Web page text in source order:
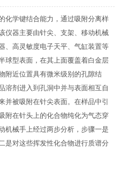
化学键结合能力，通过吸附分离样
仪器主要由针尖、支架、移动机械
、高灵敏度电子天平、气缸装置等
球型表面，在其上面覆盖着白金层
附近位置具有微米级别的孔隙结
溶剂进入到孔洞中并与表面相互自
并被吸附在针尖表面。在样品中引
附在针头上的化合物纯化为气态穿
机械手上经过两步分析，步骤一是
是对这些挥发性化合物进行质谱分